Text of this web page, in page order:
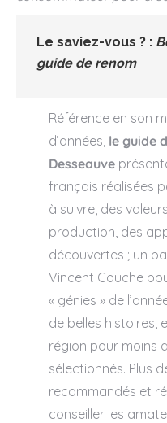
Le saviez-vous ? :
guide de renom
Référence en son
d’années, le guide
Desseauve
français réalisées
à suivre, des
production, des
découvertes ; un
Vincent Couche
« génies » de
de belles histoires,
région pour moins
sélectionnés. Plus
recommandés et
conseiller les